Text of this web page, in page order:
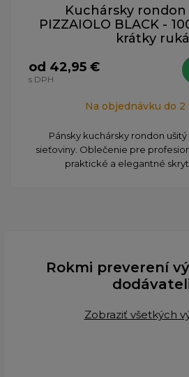
Kuchársky rondon
PIZZAIOLO BLACK -
krátky
od 42,95 €
s DPH
Na objednávku do 2
Pánsky kuchársky rondon
sieťoviny. Oblečenie pre
praktické a elegantné
Rokmi preverení
Zobraziť všetkých